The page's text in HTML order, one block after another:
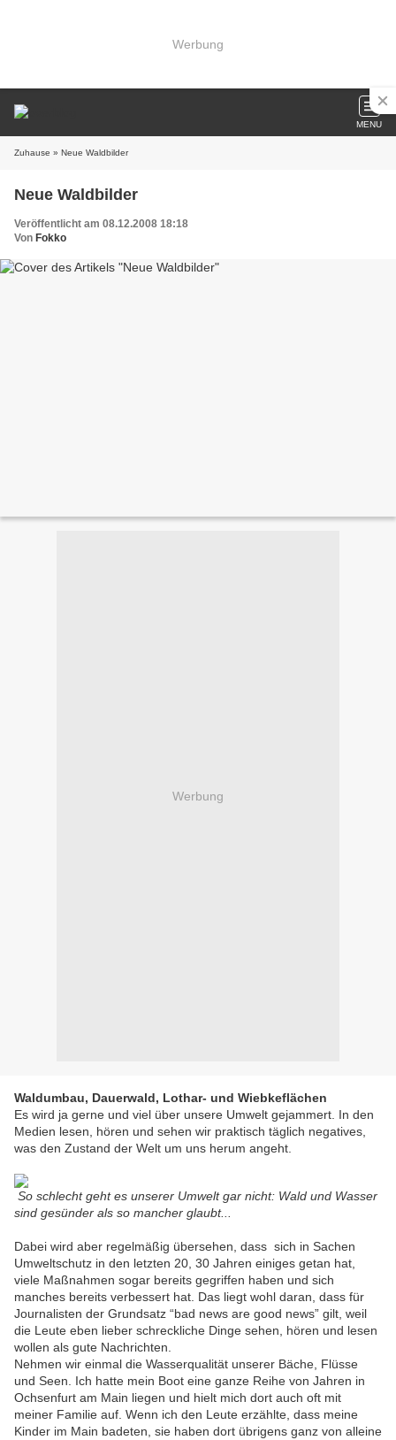
Werbung
MENU
Zuhause » Neue Waldbilder
Neue Waldbilder
Veröffentlicht am 08.12.2008 18:18
Von Fokko
Werbung
Waldumbau, Dauerwald, Lothar- und Wiebkeflächen
Es wird ja gerne und viel über unsere Umwelt gejammert. In den
Medien lesen, hören und sehen wir praktisch täglich negatives,
was den Zustand der Welt um uns herum angeht.
So schlecht geht es unserer Umwelt gar nicht: Wald und Wasser
sind gesünder als so mancher glaubt...
Dabei wird aber regelmäßig übersehen, dass sich in Sachen
Umweltschutz in den letzten 20, 30 Jahren einiges getan hat,
viele Maßnahmen sogar bereits gegriffen haben und sich
manches bereits verbessert hat. Das liegt wohl daran, dass für
Journalisten der Grundsatz “bad news are good news” gilt, weil
die Leute eben lieber schreckliche Dinge sehen, hören und lesen
wollen als gute Nachrichten.
Nehmen wir einmal die Wasserqualität unserer Bäche, Flüsse
und Seen. Ich hatte mein Boot eine ganze Reihe von Jahren in
Ochsenfurt am Main liegen und hielt mich dort auch oft mit
meiner Familie auf. Wenn ich den Leute erzählte, dass meine
Kinder im Main badeten, sie haben dort übrigens ganz von alleine